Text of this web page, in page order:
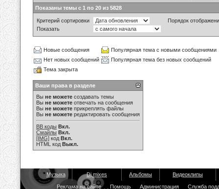
Показаны темы с 1 по 20 из 5828
Критерий сортировки
Порядок
Показать
Новые сообщения
Популярная тема с новыми сообщениями
Нет новых сообщений
Популярная тема без новых сообщений
Тема закрыта
Ваши права в разделе
Вы не можете создавать темы
Вы не можете отвечать на сообщения
Вы не можете прикреплять файлы
Вы не можете редактировать сообщения
BB коды Вкл.
Смайлы Вкл.
[IMG] код Вкл.
HTML код Выкл.
Музыка Dj mixes Альбомы Видеоклипы
Реклама на сайте Помощь Администрация Служба